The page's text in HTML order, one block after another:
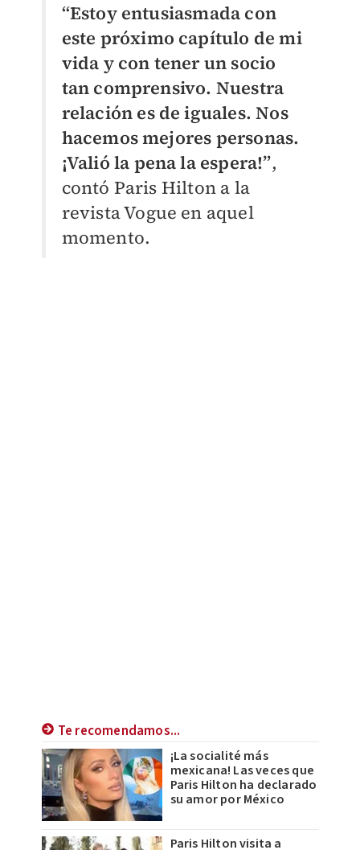
“Estoy entusiasmada con
este próximo capítulo de mi
vida y con tener un socio
tan comprensivo. Nuestra
relación es de iguales. Nos
hacemos mejores personas.
¡Valió la pena la espera!”,
contó Paris Hilton a la
revista Vogue en aquel
momento.
Te recomendamos...
¡La socialité más
mexicana! Las veces que
Paris Hilton ha declarado
su amor por México
Paris Hilton visita a